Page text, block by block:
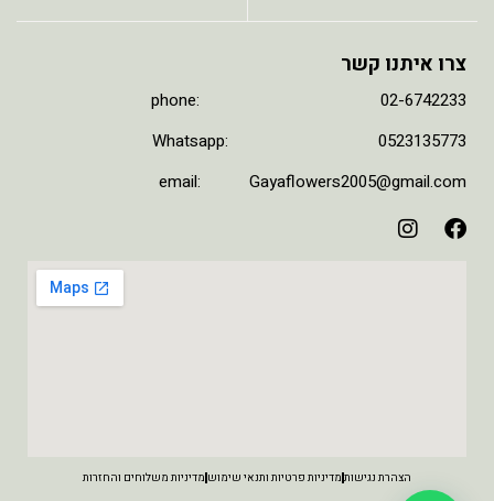
צרו איתנו קשר
phone: 02-6742233
Whatsapp: 0523135773
email: Gayaflowers2005@gmail.com
הצהרת נגישות מדיניות פרטיות ותנאי שימוש מדיניות משלוחים והחזרות